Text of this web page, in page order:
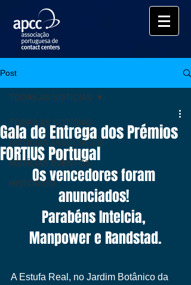
Post
TODAS AS NOTÍCIAS
NOTÍCIAS ASSOCIADOS
NOTÍCIAS EVENTOS
HISTÓRICO
TODAS AS NOTÍCIAS
Gala de Entrega dos Prémios
FORTIUS Portugal
Os vencedores foram
anunciados!
Parabéns Intelcia,
Manpower e Randstad.
A Estufa Real, no Jardim Botânico da